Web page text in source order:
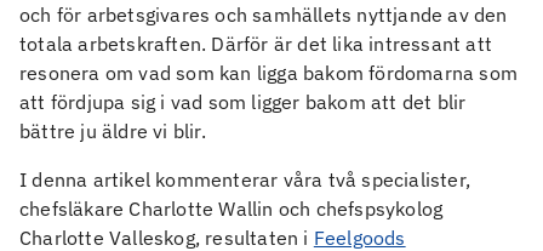
och för arbetsgivares och samhällets nyttjande av den
totala arbetskraften. Därför är det lika intressant att
resonera om vad som kan ligga bakom fördomarna som
att fördjupa sig i vad som ligger bakom att det blir
bättre ju äldre vi blir.
I denna artikel kommenterar våra två specialister,
chefsläkare Charlotte Wallin och chefspsykolog
Charlotte Valleskog, resultaten i Feelgoods